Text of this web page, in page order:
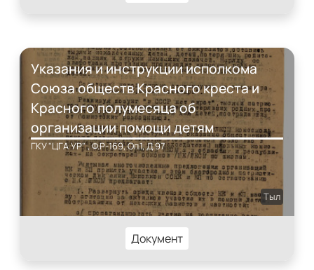
Указания и инструкции исполкома
Союза обществ Красного креста и
Красного полумесяца об
организации помощи детям
ГКУ "ЦГА УР" , Ф.P-169, Оп.1, Д.97
Тыл
Документ